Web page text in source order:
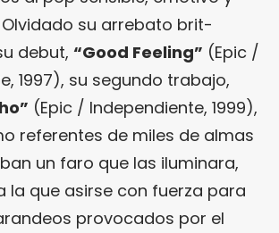
su arrebato brit-
debut, “Good Feeling” (Epic /
1997), su segundo trabajo,
” (Epic / Independiente, 1999),
referentes de miles de almas
un faro que las iluminara,
la que asirse con fuerza para
provocados por el